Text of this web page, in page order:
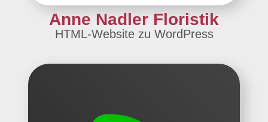
Anne Nadler Floristik
HTML-Website zu WordPress